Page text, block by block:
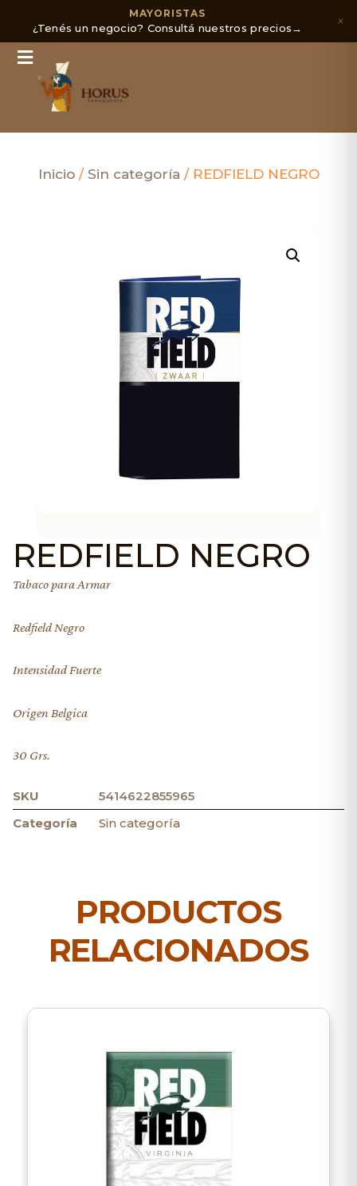
MAYORISTAS
¿Tenés un negocio? Consultá nuestros precios→ ×
Inicio/ Sin categoría / REDFIELD NEGRO
REDFIELD NEGRO
Tabaco para Armar
Redfield Negro
Intensidad Fuerte
Origen Belgica
30 Grs.
SKU
5414622855965
Categoría
Sin categoría
PRODUCTOS
RELACIONADOS